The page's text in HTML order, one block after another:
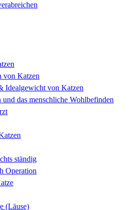
von Katzen
Idealgewicht von Katzen
und das menschliche Wohlbefinden
ständig
Operation
(Läuse)